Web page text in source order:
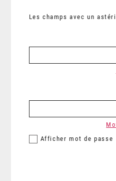
Les champs avec un
Afficher mot de passe